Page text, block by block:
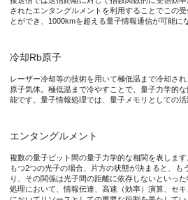
タイトル：“Polarization
DOI:10.1038/s41467-018-04338-x
なお、本研究は、科学技術振興機構
されたエンタングルメントを利用することでこの
とができ、1000kmを超える量子情報通信が可能に
冷却Rb原子
レーザー冷却等の技術を用いて極低温まで冷却され
原子気体。極低温まで冷やすことで、量子力学的
能です。量子情報処理では、量子メモリとしての活
エンタングルメント
複数の量子ビット間の量子力学的な相関を表しま
もつ2つの光子の場合、片方の状態が決まると、も
り、その関係は光子間の距離に依存しないといっ
処理において、情報伝達、高速（効率）演算、セ